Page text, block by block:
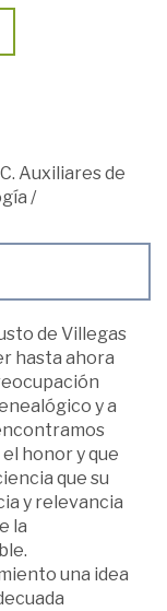
Auxiliares de
/
de Villegas
hasta ahora
y a
honor y que
que su
y relevancia
la
una idea